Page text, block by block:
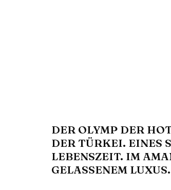
DER OLYMP DER
DER TÜRKEI. EINES
LEBENSZEIT. IM
GELASSENEM